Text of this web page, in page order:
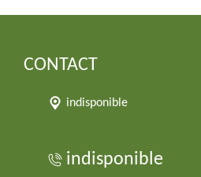
CONTACT
indisponible
indisponible